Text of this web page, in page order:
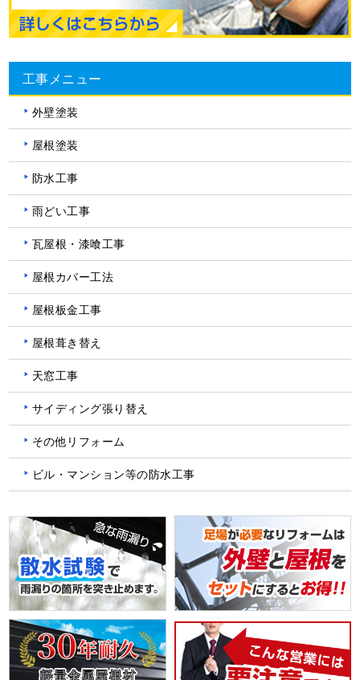
工事メニュー
外壁塗装
屋根塗装
防水工事
雨どい工事
瓦屋根・漆喰工事
屋根カバー工法
屋根板金工事
屋根葺き替え
天窓工事
サイディング張り替え
その他リフォーム
ビル・マンション等の防水工事